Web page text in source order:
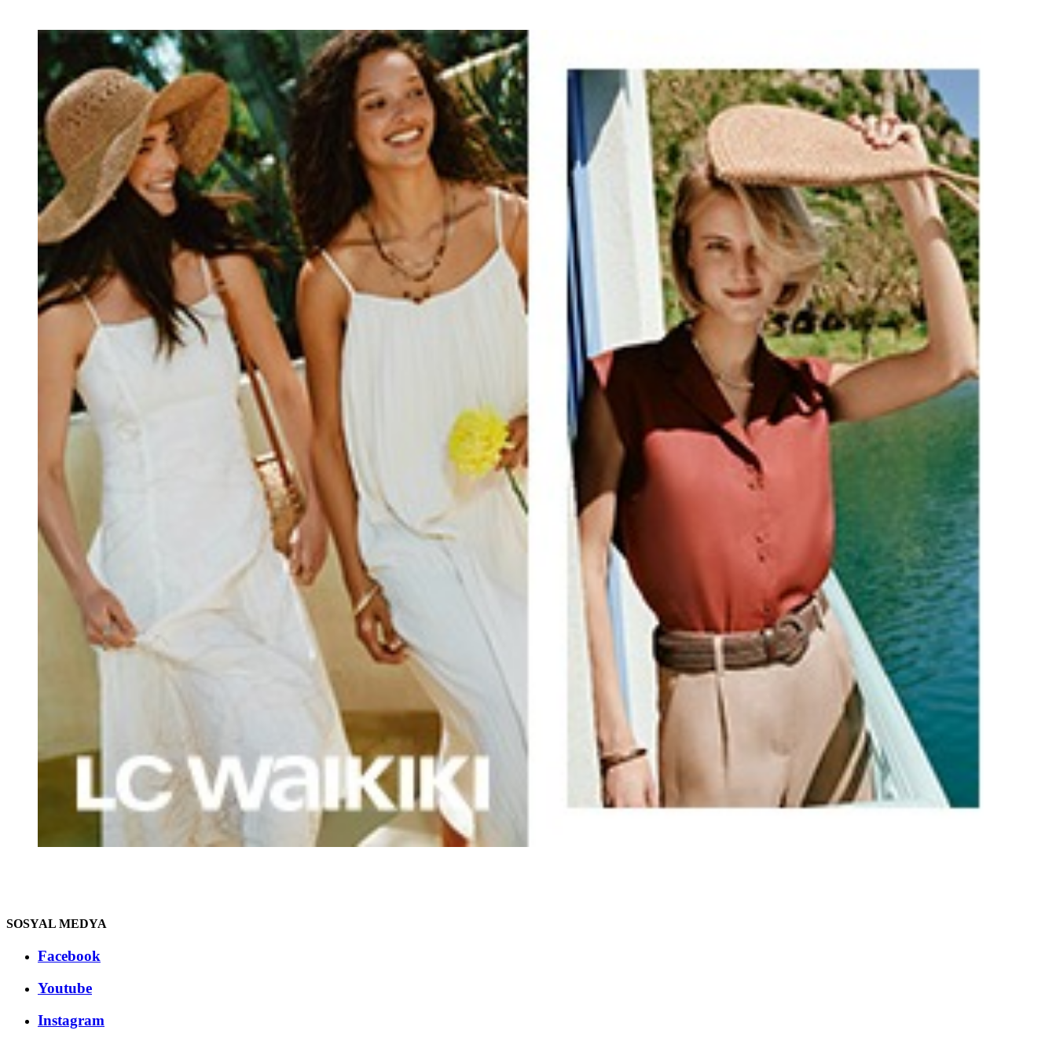
SOSYAL MEDYA
Facebook
Youtube
Instagram